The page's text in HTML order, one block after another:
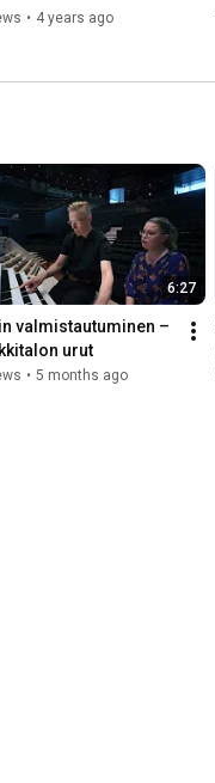
• 4 years ago
6:27
valmistautuminen –
urut
• 5 months ago